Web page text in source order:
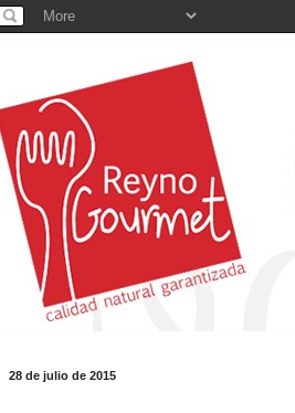
28 de julio de 2015